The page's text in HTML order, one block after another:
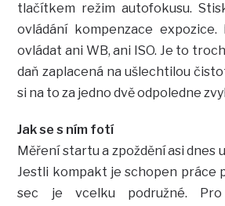
tlačítkem režim autofokusu.
ovládání kompenzace
ovládat ani WB, ani ISO. Je to
daň zaplacená na ušlechtilou
si na to za jedno dvě odpoledne
Jak se s ním fotí
Měření startu a zpoždění asi dnes
Jestli kompakt je schopen práce
sec je vcelku podružné.